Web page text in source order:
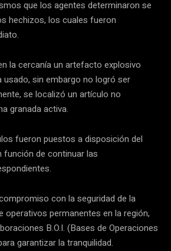
que los agentes determinaron se
hechizos, los cuales fueron
la cercanía un artefacto explosivo
usado, sin embargo no logró ser
se localizó un artículo no
granada activa.
fueron puestos a disposición del
función de continuar las
con la seguridad de la
operativos permanentes en la región,
B.O.I. (Bases de Operaciones
garantizar la tranquilidad.